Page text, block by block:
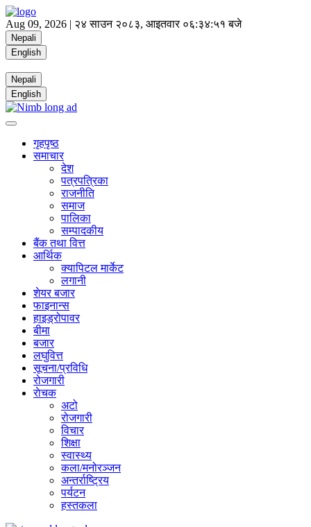
Aug 09, 2026 | २४ साउन २०८३, आइतवार ०६:३४:५१ बजे
Nepali
English
Nepali
English
गृहपृष्ठ
समाचार
देश
पत्रपत्रिका
राजनीति
समाज
पालिका
सम्पादकीय
बैंक तथा वित्त
आर्थिक
क्यापिटल मार्केट
लगानी
शेयर बजार
फाइनान्स
हाइड्रोपावर
बीमा
बजार
लघुवित्त
सूचना/प्रविधि
रोजगारी
राेचक
अटो
रोजगारी
विचार
शिक्षा
स्वास्थ्य
कला/मनोरञ्जन
अन्तर्राष्ट्रिय
पर्यटन
हस्तकला